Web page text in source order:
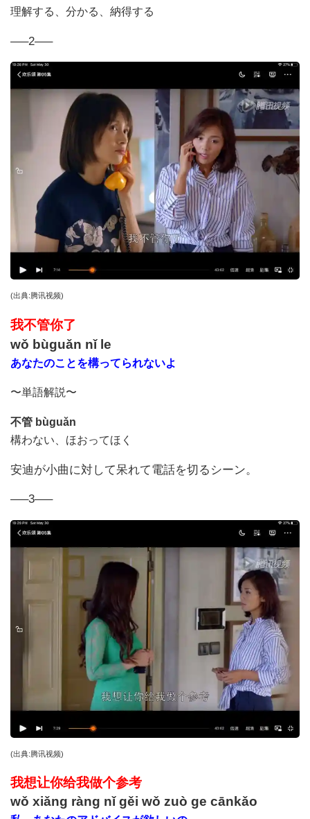
理解する、分かる、納得する
—–2—–
(出典:腾讯视频)
我不管你了
wǒ bùguǎn nǐ le
あなたのことを構ってられないよ
〜単語解説〜
不管 bùguǎn
構わない、ほおってほく
安迪が小曲に対して呆れて電話を切るシーン。
—–3—–
(出典:腾讯视频)
我想让你给我做个参考
wǒ xiǎng ràng nǐ gěi wǒ zuò ge cānkǎo